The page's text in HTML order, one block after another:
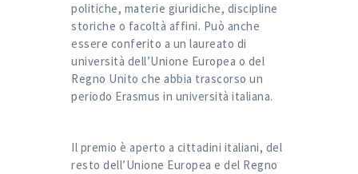
politiche, materie giuridiche, discipline
storiche o facoltà affini. Può anche
essere conferito a un laureato di
università dell’Unione Europea o del
Regno Unito che abbia trascorso un
periodo Erasmus in università italiana.
Il premio è aperto a cittadini italiani, del
resto dell’Unione Europea e del Regno